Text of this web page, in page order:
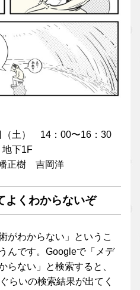
（土） 14：00〜16：30
地下1F
正樹 吉岡洋
よくわからないぞ
がわからない」というこ
んです。Googleで「メデ
ない」と検索すると、
らいの検索結果が出てく